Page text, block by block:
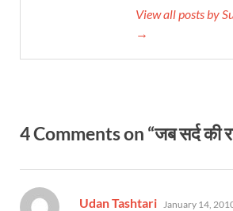
View all posts by
→
4 Comments on “जब सर्द की
Udan Tashtari says:
January 14,